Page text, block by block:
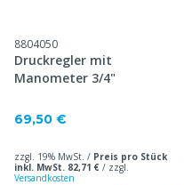
8804050
Druckregler mit
Manometer 3/4"
69,50 €
zzgl. 19% MwSt. / Preis pro Stück
inkl. MwSt. 82,71 € / zzgl.
Versandkosten